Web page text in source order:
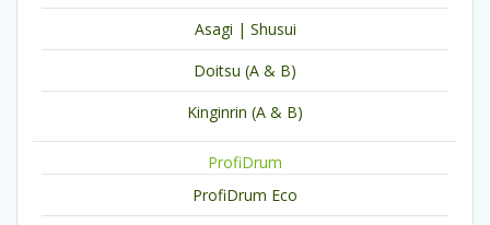
Asagi | Shusui
Doitsu (A & B)
Kinginrin (A & B)
ProfiDrum
ProfiDrum Eco